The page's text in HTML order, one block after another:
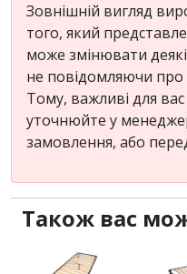
Зовнішній вигляд
того, який
може змінювати
не повідомляючи
Тому, важливі для
уточнюйте у
замовлення, або
Також вас